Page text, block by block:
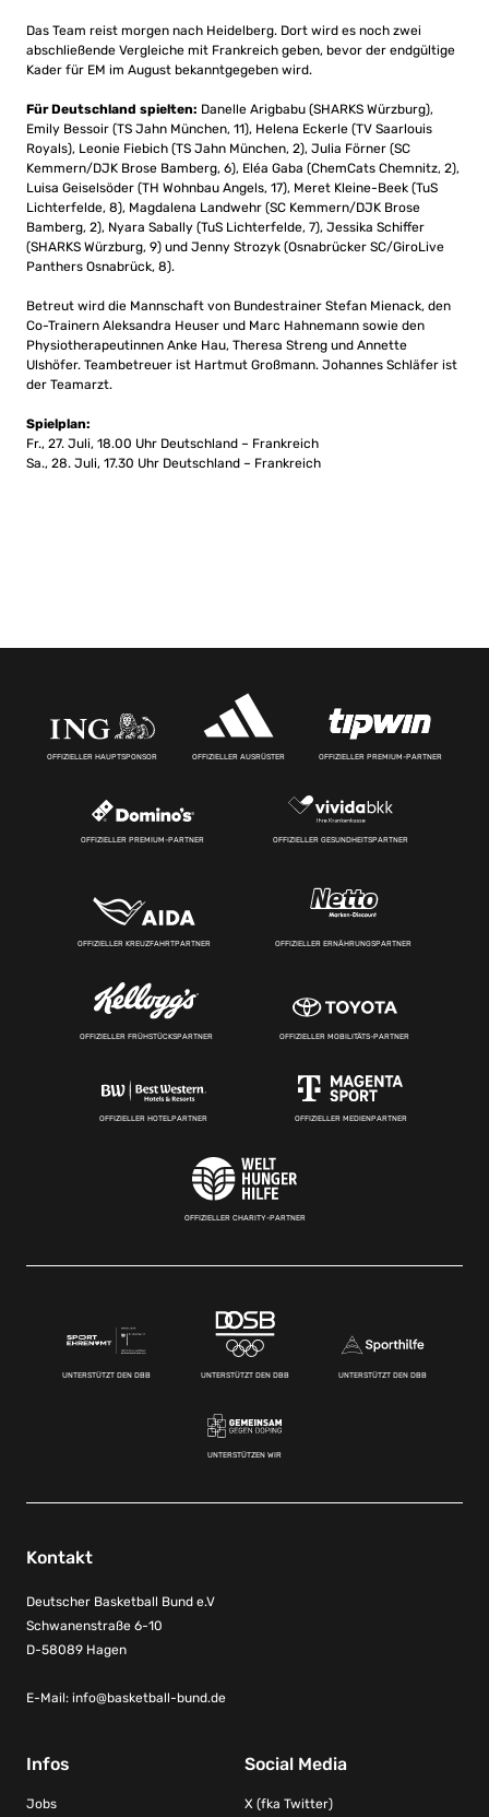
Das Team reist morgen nach Heidelberg. Dort wird es noch zwei
abschließende Vergleiche mit Frankreich geben, bevor der endgültige
Kader für EM im August bekanntgegeben wird.
Für Deutschland spielten: Danelle Arigbabu (SHARKS Würzburg),
Emily Bessoir (TS Jahn München, 11), Helena Eckerle (TV Saarlouis
Royals), Leonie Fiebich (TS Jahn München, 2), Julia Förner (SC
Kemmern/DJK Brose Bamberg, 6), Eléa Gaba (ChemCats Chemnitz, 2),
Luisa Geiselsöder (TH Wohnbau Angels, 17), Meret Kleine-Beek (TuS
Lichterfelde, 8), Magdalena Landwehr (SC Kemmern/DJK Brose
Bamberg, 2), Nyara Sabally (TuS Lichterfelde, 7), Jessika Schiffer
(SHARKS Würzburg, 9) und Jenny Strozyk (Osnabrücker SC/GiroLive
Panthers Osnabrück, 8).
Betreut wird die Mannschaft von Bundestrainer Stefan Mienack, den
Co-Trainern Aleksandra Heuser und Marc Hahnemann sowie den
Physiotherapeutinnen Anke Hau, Theresa Streng und Annette
Ulshöfer. Teambetreuer ist Hartmut Großmann. Johannes Schläfer ist
der Teamarzt.
Spielplan:
Fr., 27. Juli, 18.00 Uhr Deutschland – Frankreich
Sa., 28. Juli, 17.30 Uhr Deutschland – Frankreich
OFFIZIELLER HAUPTSPONSOR OFFIZIELLER AUSRÜSTER OFFIZIELLER PREMIUM-PARTNER
OFFIZIELLER PREMIUM-PARTNER OFFIZIELLER GESUNDHEITSPARTNER
OFFIZIELLER KREUZFAHRTPARTNER OFFIZIELLER ERNÄHRUNGSPARTNER
OFFIZIELLER FRÜHSTÜCKSPARTNER OFFIZIELLER MOBILITÄTS-PARTNER
OFFIZIELLER HOTELPARTNER OFFIZIELLER MEDIENPARTNER
OFFIZIELLER CHARITY-PARTNER
UNTERSTÜTZT DEN DBB UNTERSTÜTZT DEN DBB UNTERSTÜTZT DEN DBB
UNTERSTÜTZEN WIR
Kontakt
Deutscher Basketball Bund e.V
Schwanenstraße 6-10
D-58089 Hagen
E-Mail: info@basketball-bund.de
Infos
Jobs
Social Media
X (fka Twitter)